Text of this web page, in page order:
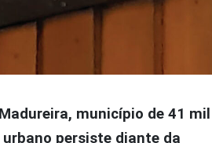
município de 41 mil
persiste diante da